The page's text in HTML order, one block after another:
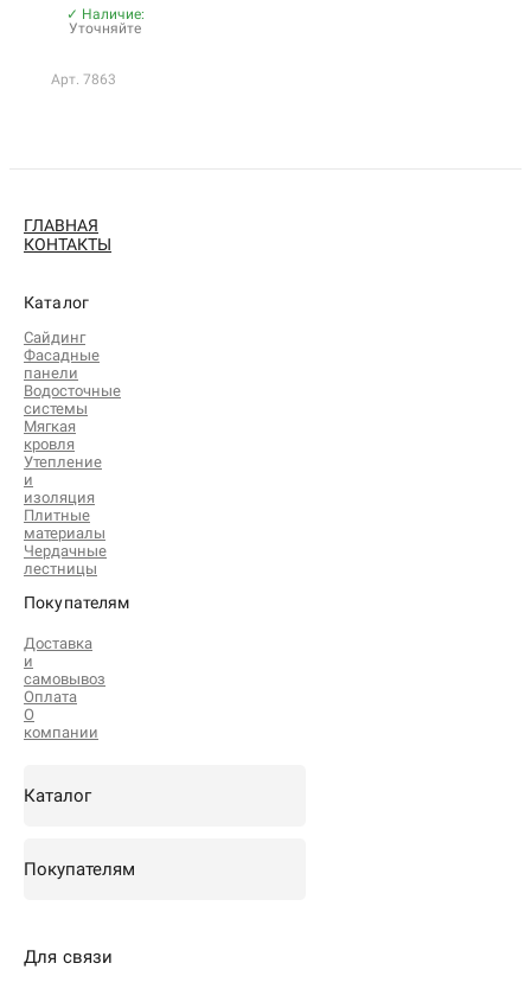
✓ Наличие:
Уточняйте
Арт. 7863
ГЛАВНАЯ
КОНТАКТЫ
Каталог
Сайдинг
Фасадные
панели
Водосточные
системы
Мягкая
кровля
Утепление
и
изоляция
Плитные
материалы
Чердачные
лестницы
Покупателям
Доставка
и
самовывоз
Оплата
О
компании
Каталог
Покупателям
Для связи